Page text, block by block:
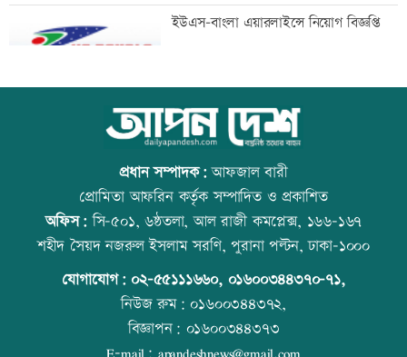
প্রধানমন্ত্রীর সভাপতিত্বে মন্ত্রিপরিষদের বৈঠক
চলছে
ধর্ষণসহ ভিডিও ধারণের দায়ে ২ জনের
মৃত্যুদণ্ড
চুপ্পুর বিরুদ্ধে ৫শ’ কোটি টাকা দুর্নীতির
অভিযোগ
নির্বাচন পদ্ধতি সংস্কার না করলে সহিংসতা
ইউএস-বাংলা এয়ারলাইন্সে নিয়োগ বিজ্ঞপ্তি
কাঁচা মরিচের দাম কমলেও ডিমের দাম
আজ স্বর্ণ-রুপা যে দামে বিক্রি হচ্ছে
ট্রেনের ধাক্কায় শিক্ষার্থীসহ নিহত ৪
প্রধান সম্পাদক:আফজাল বারী
প্রোমিতা আফরিন কর্তৃক সম্পাদিত ও প্রকাশিত
অফিস:সি-৫০১, ৬ষ্ঠতলা, আল রাজী কমপ্লেক্স, ১৬৬-১৬৭
শহীদ সৈয়দ নজরুল ইসলাম সরণি, পুরানা পল্টন, ঢাকা-১০০০
যোগাযোগ: ০২-৫৫১১১৬৬০, ০১৬০০৩৪৪৩৭০-৭১,
নিউজ রুম:০১৬০০৩৪৪৩৭২,
বিজ্ঞাপন: ০১৬০০৩৪৪৩৭৩